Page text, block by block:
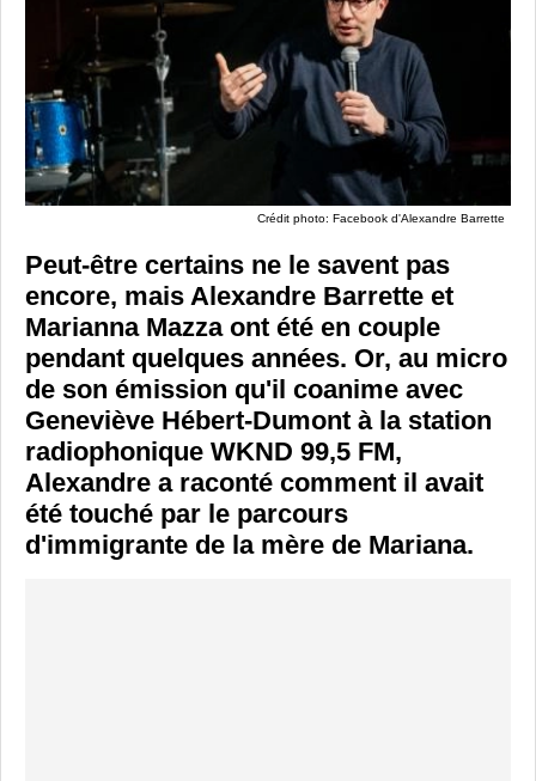
Crédit photo: Facebook d'Alexandre Barrette
Peut-être certains ne le savent pas
encore, mais Alexandre Barrette et
Marianna Mazzaont été en couple
pendant quelques années. Or, au micro
de son émission qu'il coanime avec
Geneviève Hébert-Dumont à la station
radiophonique WKND 99,5 FM,
Alexandre a raconté comment il avait
été touché par le parcours
d'immigrante de la mère de Mariana.